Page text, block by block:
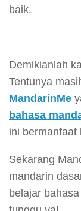
baik.
Demikianlah
Tentunya
MandarinMe
bahasa
ini bermanfaat
Sekarang
mandarin
belajar